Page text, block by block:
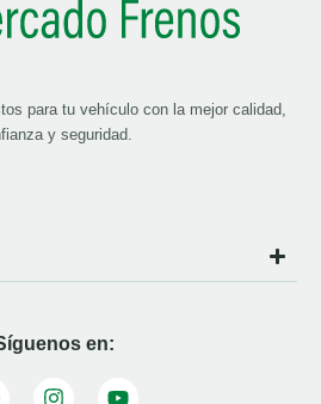
para tu vehículo con la mejor calidad,
y seguridad.
en: